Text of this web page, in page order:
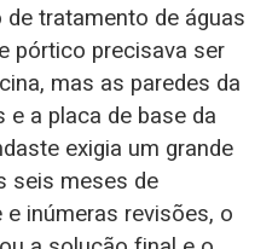
tratamento de águas
pórtico precisava ser
mas as paredes da
a placa de base da
exigia um grande
seis meses de
inúmeras revisões, o